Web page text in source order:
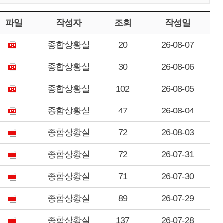
파일 작성자 조회 작성일
종합상황실 20 26-08-07
종합상황실 30 26-08-06
종합상황실 102 26-08-05
종합상황실 47 26-08-04
종합상황실 72 26-08-03
종합상황실 72 26-07-31
종합상황실 71 26-07-30
종합상황실 89 26-07-29
종합상황실 137 26-07-28